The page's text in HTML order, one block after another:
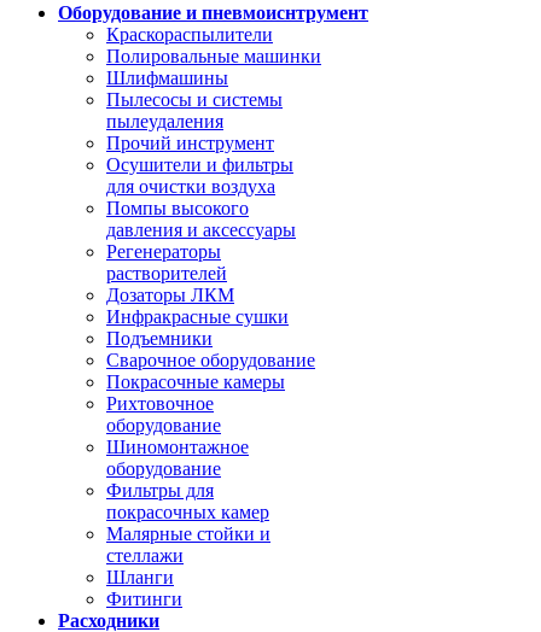
Оборудование и пневмоиснтрумент
Краскораспылители
Полировальные машинки
Шлифмашины
Пылесосы и системы
пылеудаления
Прочий инструмент
Осушители и фильтры
для очистки воздуха
Помпы высокого
давления и аксессуары
Регенераторы
растворителей
Дозаторы ЛКМ
Инфракрасные сушки
Подъемники
Сварочное оборудование
Покрасочные камеры
Рихтовочное
оборудование
Шиномонтажное
оборудование
Фильтры для
покрасочных камер
Малярные стойки и
стеллажи
Шланги
Фитинги
Расходники